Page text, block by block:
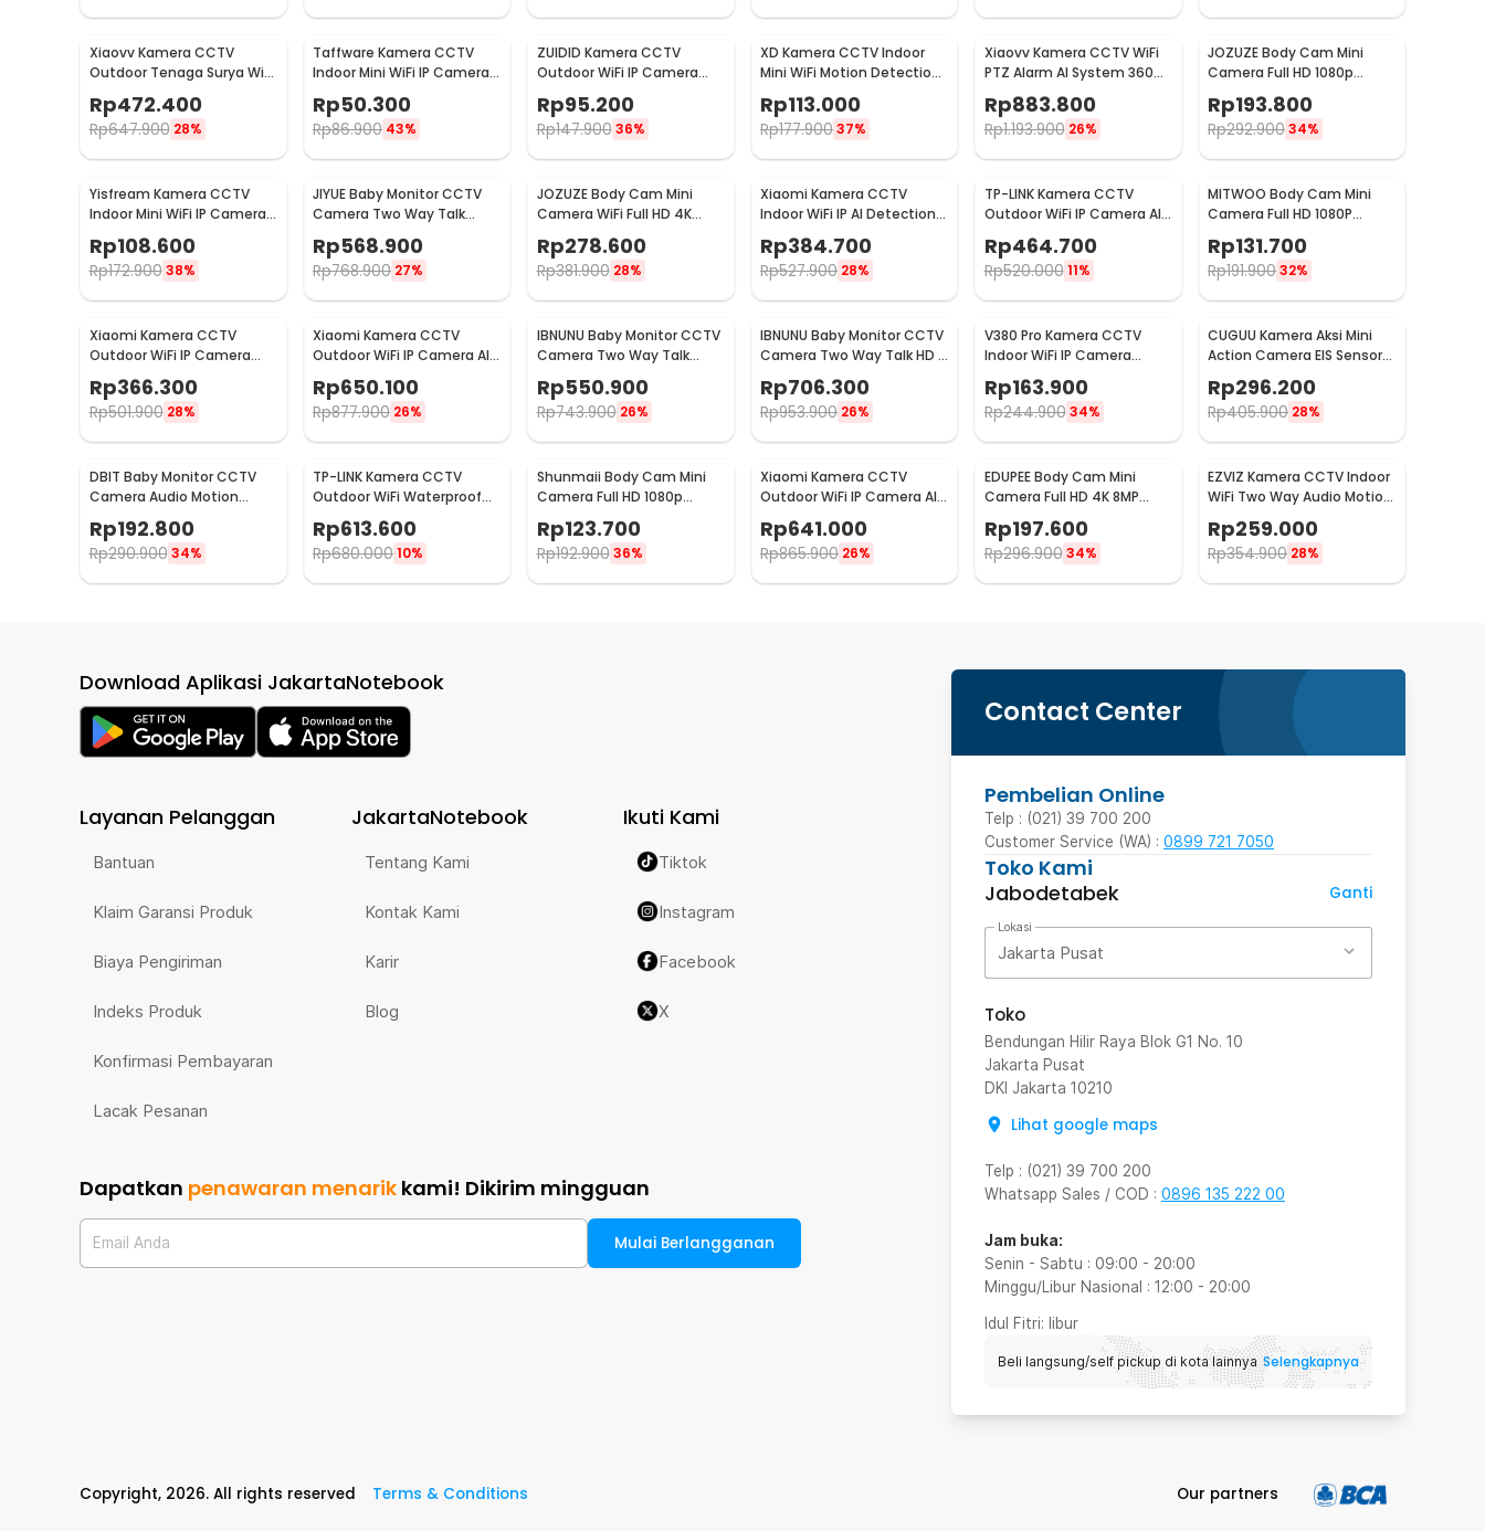
Xiaovv Kamera CCTV
Outdoor Tenaga Surya WiFi
XVV-1120S-P6 Pro
Rp472.400
Rp647.900 28%
Taffware Kamera CCTV
Indoor Mini WiFi IP Camera
Night Vision 2MP 1080P -
A9NV
Rp50.300
Rp86.900 43%
ZUIDID Kamera CCTV
Outdoor WiFi IP Camera
X10
Rp95.200
Rp147.900 36%
XD Kamera CCTV Indoor
Mini WiFi Motion Detection
Infrared 2MP 1080P - X15
Rp113.000
Rp177.90037%
Xiaovv Kamera CCTV WiFi
PTZ Alarm AI System 360
Panoramic 2K 5MP H.265 -
Q11
Rp883.800
Rp1.193.900 26%
JOZUZE Body Cam Mini
Camera Full HD 1080p
Rotating Lens 1000mAh -
L11
Rp193.800
Rp292.90034%
Yisfream Kamera CCTV
Indoor Mini WiFi IP Camera
IR Detection 1MP 480P - Y-
36
Rp108.600
Rp172.900 38%
JIYUE Baby Monitor CCTV
Camera Two Way Talk
1280P 1500 mAh - ABM-900
Rp568.900
Rp768.900 27%
JOZUZE Body Cam Mini
Camera WiFi Full HD 4K
Rotating Lens 1000mAh -
L11
Rp278.600
Rp381.900 28%
Xiaomi Kamera CCTV
Indoor WiFi IP AI Detection
Two Way Audio 3MP 2K -
C300
Rp384.700
Rp527.900 28%
TP-LINK Kamera CCTV
Outdoor WiFi IP Camera AI
Detection IP65 4MP 1080P -
Tapo C500
Rp464.700
Rp520.000 11%
MITWOO Body Cam Mini
Camera Full HD 1080P
Rotating Lens 400mAh -
D3
Rp131.700
Rp191.90032%
Xiaomi Kamera CCTV
Outdoor WiFi IP Camera
Night Vision IP65 2MP 1080P
- AW200
Rp366.300
Rp501.900 28%
Xiaomi Kamera CCTV
Outdoor WiFi IP Camera AI
Detection IP66 4MP 2.5K -
CW300
Rp650.100
Rp877.900 26%
IBNUNU Baby Monitor CCTV
Camera Two Way Talk
Rp550.900
Rp743.900 26%
IBNUNU Baby Monitor CCTV
Camera Two Way Talk HD 5
Inch Monitor 3000mAh -
SM650
Rp706.300
Rp953.900 26%
V380 Pro Kamera CCTV
Indoor WiFi IP Camera
Motion Detection 1MP 720P
- Q6X
Rp163.900
Rp244.900 34%
CUGUU Kamera Aksi Mini
Action Camera EIS Sensor
HD 1080P WiFi 500mAh -
C3PRO
Rp296.200
Rp405.900 28%
DBIT Baby Monitor CCTV
Camera Audio Motion
Sensor WiFi 1080P 2MP -
SPT-IDC-99
Rp192.800
Rp290.900 34%
TP-LINK Kamera CCTV
Outdoor WiFi Waterproof
IP66 AI Detection 4MP 2K -
Tapo C520WS
Rp613.600
Rp680.00010%
Shunmaii Body Cam Mini
Camera Full HD 1080p
Rotating Lens with WiFi - L8
Rp123.700
Rp192.900 36%
Xiaomi Kamera CCTV
Outdoor WiFi IP Camera AI
Detection IP66 4MP 2.5K -
CW400
Rp641.000
Rp865.900 26%
EDUPEE Body Cam Mini
Camera Full HD 4K 8MP
Rotating Lens 600mAh
without WiFi - ZC-M11
Rp197.600
Rp296.900 34%
EZVIZ Kamera CCTV Indoor
WiFi Two Way Audio Motion
2MP
Rp259.000
Rp354.900 28%
Contact Center
Pembelian Online
Telp : (021) 39 700 200
Customer Service (WA) : 0899 721 7050
Toko Kami
Jabodetabek
Ganti
Lokasi
Jakarta Pusat
Toko
Bendungan Hilir Raya Blok G1 No. 10
Jakarta Pusat
DKI Jakarta 10210
Lihat google maps
Telp : (021) 39 700 200
Whatsapp Sales / COD : 0896 135 222 00
Jam buka:
Senin - Sabtu : 09:00 - 20:00
Minggu/Libur Nasional : 12:00 - 20:00
Idul Fitri: libur
Beli langsung/self pickup di kota lainnya Selengkapnya
Download Aplikasi JakartaNotebook
Layanan Pelanggan
Bantuan
Klaim Garansi Produk
Biaya Pengiriman
Indeks Produk
Konfirmasi Pembayaran
Lacak Pesanan
JakartaNotebook
Tentang Kami
Kontak Kami
Karir
Blog
Ikuti Kami
Tiktok
Instagram
Facebook
X
Dapatkan penawaran menarik kami! Dikirim mingguan
Email Anda Mulai Berlangganan
Copyright, 2026. All rights reserved Terms & Conditions Our partners